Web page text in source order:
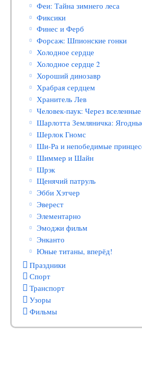
Феи: Тайна зимнего леса
Фиксики
Финес и Ферб
Форсаж: Шпионские гонки
Холодное сердце
Холодное сердце 2
Хороший динозавр
Храбрая сердцем
Хранитель Лев
Человек-паук: Через вселенные
Шарлотта Земляничка:
Шерлок Гномс
Ши-Ра и непобедимые
Шиммер и Шайн
Шрэк
Щенячий патруль
Эбби Хэтчер
Эверест
Элементарно
Эмоджи фильм
Энканто
Юные титаны, вперёд!
Праздники
Спорт
Транспорт
Узоры
Фильмы